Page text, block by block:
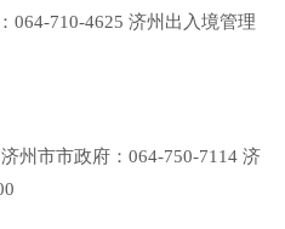
064-710-4625 济州出入境管理
州市市政府：064-750-7114 济